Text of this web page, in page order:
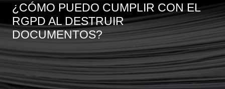
¿CÓMO PUEDO CUMPLIR CON EL
RGPD AL DESTRUIR
DOCUMENTOS?